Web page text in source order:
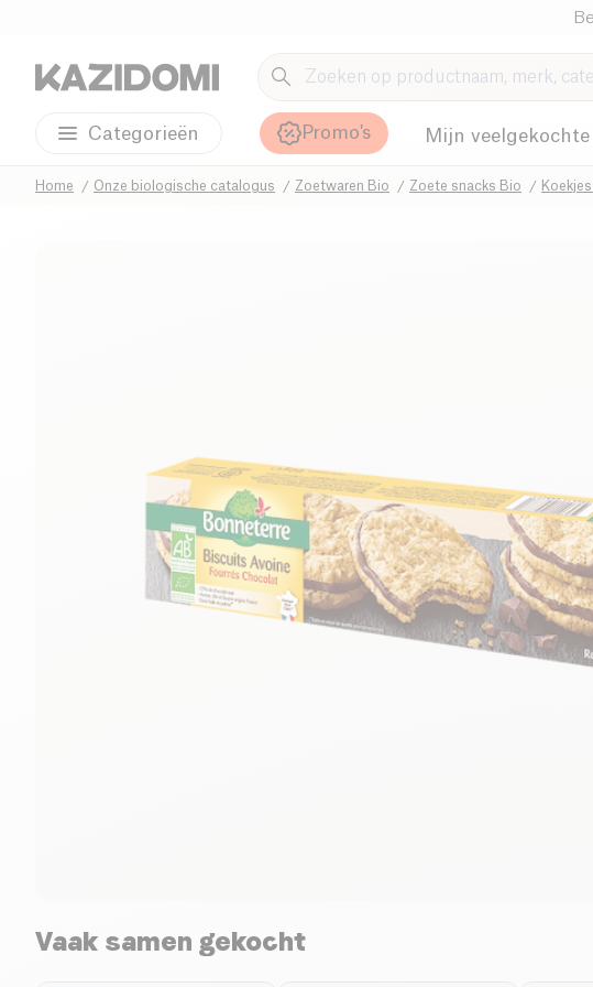
Categorieën Promo's Mijn
Home Onze biologische catalogus Zoetwaren Bio Zoete snacks Bio
Vaak samen gekocht